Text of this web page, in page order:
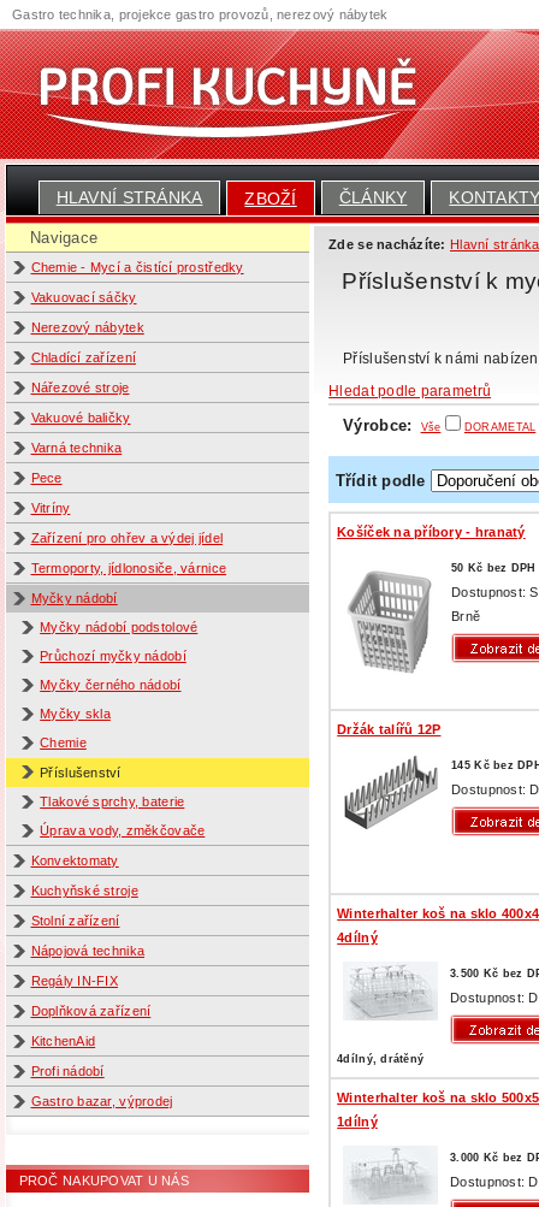
HLAVNÍ STRÁNKA ZBOŽÍ ČLÁNKY
Navigace
Chemie - Mycí a čistící prostředky
Vakuovací sáčky
Nerezový nábytek
Chladící zařízení
Nářezové stroje
Vakuové baličky
Varná technika
Pece
Vitríny
Zařízení pro ohřev a výdej jídel
Termoporty, jídlonosiče, várnice
Myčky nádobí
Myčky nádobí podstolové
Průchozí myčky nádobí
Myčky černého nádobí
Myčky skla
Chemie
Příslušenství
Tlakové sprchy, baterie
Úprava vody, změkčovače
Konvektomaty
Kuchyňské stroje
Stolní zařízení
Nápojová technika
Regály IN-FIX
Doplňková zařízení
KitchenAid
Profi nádobí
Gastro bazar, výprodej
PROČ NAKUPOVAT U NÁS
Zde se nacházíte: Hlavní stránka
Příslušenství k
Příslušenství k námi
Hledat podle parametrů
Výrobce: Vše DORAMETAL
Třídit podle
Košíček na příbory - hranatý
50 Kč bez DPH
Dostupnost:
Brně
Držák talířů 12P
145 Kč bez
Dostupnost:
Winterhalter koš na sklo
4dílný
3.500 Kč bez
Dostupnost:
4dílný, drátěný
Winterhalter koš na sklo
1dílný
3.000 Kč bez
Dostupnost:
Gastro technika, projekce gastro provozů, nerezový nábytek